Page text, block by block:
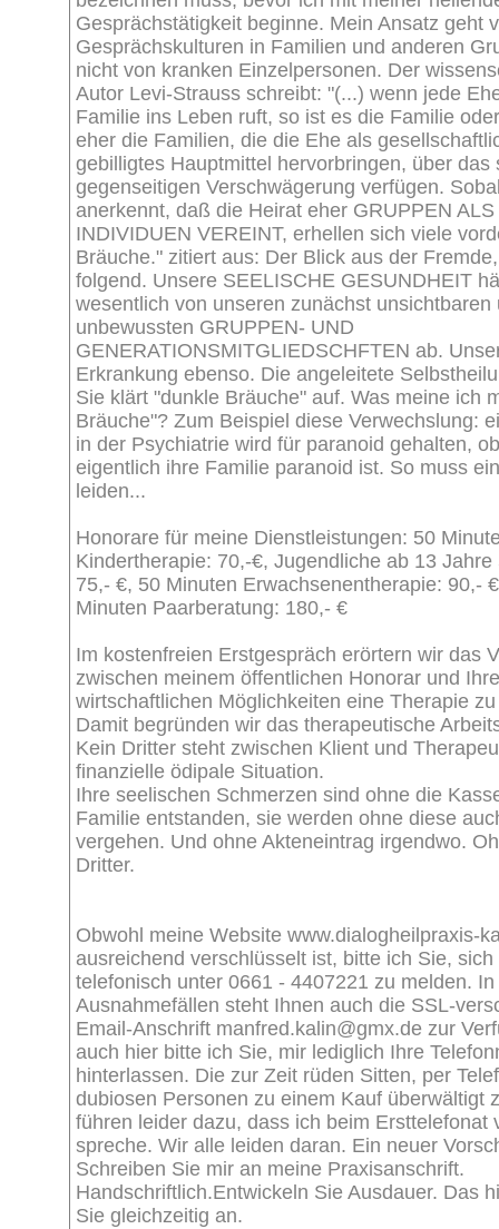
Gesprächstätigkeit beginne. Mein Ansatz geht
Gesprächskulturen in Familien und anderen
nicht von kranken Einzelpersonen. Der
Autor Levi-Strauss schreibt: "(...) wenn jede
Familie ins Leben ruft, so ist es die Familie
eher die Familien, die die Ehe als
gebilligtes Hauptmittel hervorbringen, über das
gegenseitigen Verschwägerung verfügen.
anerkennt, daß die Heirat eher GRUPPEN ALS
INDIVIDUEN VEREINT, erhellen sich viele
Bräuche." zitiert aus: Der Blick aus der
folgend. Unsere SEELISCHE GESUNDHEIT
wesentlich von unseren zunächst unsichtbaren
unbewussten GRUPPEN- UND
GENERATIONSMITGLIEDSCHFTEN ab.
Erkrankung ebenso. Die angeleitete
Sie klärt "dunkle Bräuche" auf. Was meine ich
Bräuche"? Zum Beispiel diese Verwechslung:
in der Psychiatrie wird für paranoid gehalten,
eigentlich ihre Familie paranoid ist. So muss
leiden...
Honorare für meine Dienstleistungen: 50
Kindertherapie: 70,-€, Jugendliche ab 13 Jahre
75,- €, 50 Minuten Erwachsenentherapie: 90,-
Minuten Paarberatung: 180,- €
Im kostenfreien Erstgespräch erörtern wir das
zwischen meinem öffentlichen Honorar und
wirtschaftlichen Möglichkeiten eine Therapie
Damit begründen wir das therapeutische
Kein Dritter steht zwischen Klient und
finanzielle ödipale Situation.
Ihre seelischen Schmerzen sind ohne die
Familie entstanden, sie werden ohne diese
vergehen. Und ohne Akteneintrag irgendwo.
Dritter.
Obwohl meine Website www.dialogheilpraxis-
ausreichend verschlüsselt ist, bitte ich Sie,
telefonisch unter 0661 - 4407221 zu melden. In
Ausnahmefällen steht Ihnen auch die SSL-
Email-Anschrift manfred.kalin@gmx.de zur
auch hier bitte ich Sie, mir lediglich Ihre
hinterlassen. Die zur Zeit rüden Sitten, per
dubiosen Personen zu einem Kauf überwältigt
führen leider dazu, dass ich beim Ersttelefonat
spreche. Wir alle leiden daran. Ein neuer
Schreiben Sie mir an meine Praxisanschrift.
Handschriftlich.Entwickeln Sie Ausdauer. Das
Sie gleichzeitig an.